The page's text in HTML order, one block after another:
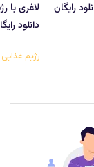
دانلود رایگان
دانلود
رژیم غذایی